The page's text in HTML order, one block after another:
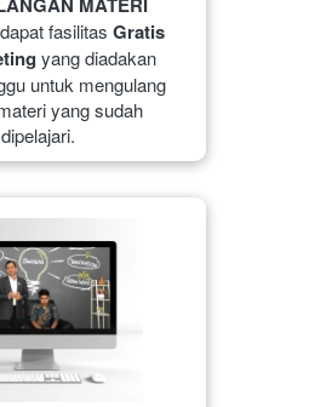
fasilitas Gratis
yang diadakan
untuk mengulang
yang sudah
dipelajari.